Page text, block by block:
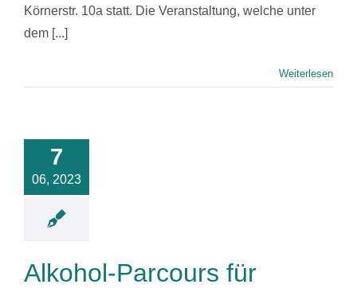
Körnerstr. 10a statt. Die Veranstaltung, welche unter
dem [...]
Weiterlesen
7
06, 2023
in
Alkohol-Parcours für